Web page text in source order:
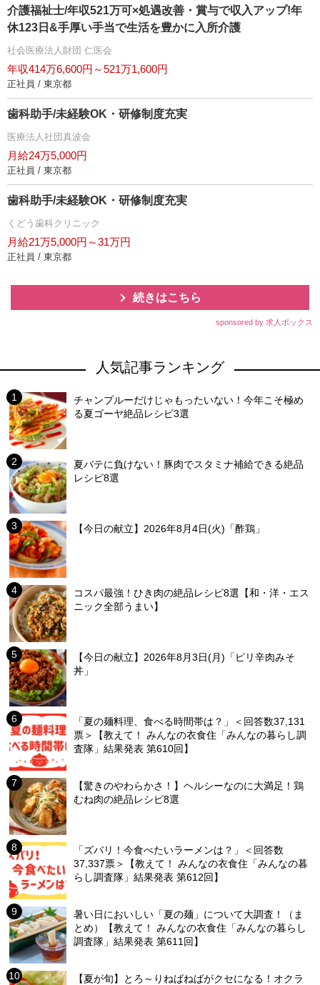
介護福祉士/年収521万可×処遇改善・賞与で収入アップ!年
休123日&手厚い手当で生活を豊かに入所介護
社会医療法人財団 仁医会
年収414万6,600円～521万1,600円
正社員 / 東京都
歯科助手/未経験OK・研修制度充実
医療法人社団真波会
月給24万5,000円
正社員 / 東京都
歯科助手/未経験OK・研修制度充実
くどう歯科クリニック
月給21万5,000円～31万円
正社員 / 東京都
続きはこちら
sponsored by 求人ボックス
人気記事ランキング
チャンプルーだけじゃもったいない！今年こそ極め
る夏ゴーヤ絶品レシピ3選
夏バテに負けない！豚肉でスタミナ補給できる絶品
レシピ8選
【今日の献立】2026年8月4日(火)「酢鶏」
コスパ最強！ひき肉の絶品レシピ8選【和・洋・エス
ニック全部うまい】
【今日の献立】2026年8月3日(月)「ピリ辛肉みそ
丼」
「夏の麺料理、食べる時間帯は？」＜回答数37,131
票＞【教えて！ みんなの衣食住「みんなの暮らし調
査隊」結果発表 第610回】
【驚きのやわらかさ！】ヘルシーなのに大満足！鶏
むね肉の絶品レシピ8選
「ズバリ！今食べたいラーメンは？」＜回答数
37,337票＞【教えて！ みんなの衣食住「みんなの暮
らし調査隊」結果発表 第612回】
暑い日においしい「夏の麺」について大調査！（ま
とめ）【教えて！ みんなの衣食住「みんなの暮らし
調査隊」結果発表 第611回】
【夏が旬】とろ～りねばねばがクセになる！オクラ